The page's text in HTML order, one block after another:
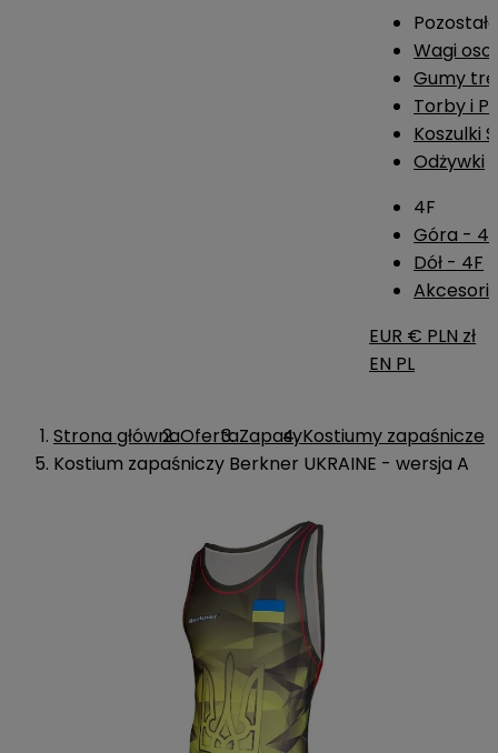
Wagi
Gumy
Torby i
Koszulki
Odżywki
4F
Góra -
Dół - 4F
EUR € PLN zł
EN PL
Strona głównaOfertaZapasyKostiumy zapaśnicze
Kostium zapaśniczy Berkner UKRAINE - wersja A